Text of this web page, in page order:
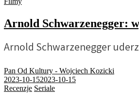
Arnold Schwarzenegger:
Arnold Schwarzenegger
Pan Od Kultury - Wojciech Kozicki
2023-10-152023-10-15
Recenzje Seriale